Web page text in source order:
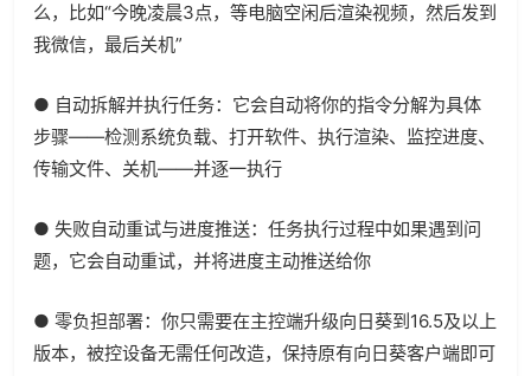
么，比如“今晚凌晨3点，等电脑空闲后渲染视频，然后发到
我微信，最后关机”
● 自动拆解并执行任务：它会自动将你的指令分解为具体
步骤——检测系统负载、打开软件、执行渲染、监控进度、
传输文件、关机——并逐一执行
● 失败自动重试与进度推送：任务执行过程中如果遇到问
题，它会自动重试，并将进度主动推送给你
● 零负担部署：你只需要在主控端升级向日葵到16.5及以上
版本，被控设备无需任何改造，保持原有向日葵客户端即可